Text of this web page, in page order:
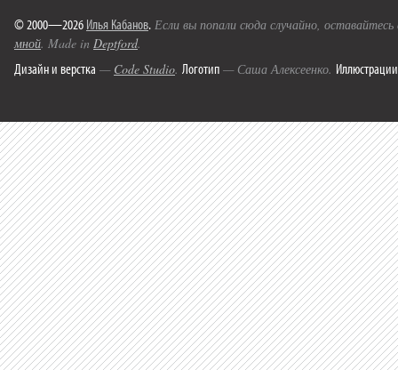
© 2000—2026 Илья Кабанов. Если вы попали сюда случайно,
мной. Made in Deptford.
Дизайн и верстка — Code Studio. Логотип — Саша Алексеенко. Иллюстрации